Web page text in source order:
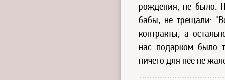
рождения, не было.
бабы, не трещали:
контракты, а
нас подарком было
ничего для нее не